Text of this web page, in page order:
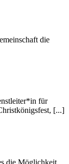
die
für
[...]